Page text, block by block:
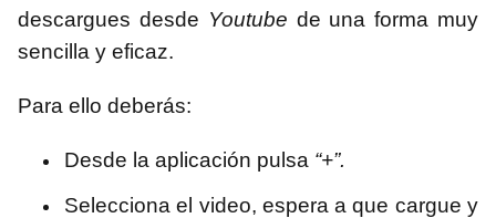
descargues desde Youtube de una forma muy
sencilla y eficaz.
Para ello deberás:
Desde la aplicación pulsa “+”.
Selecciona el video, espera a que cargue y